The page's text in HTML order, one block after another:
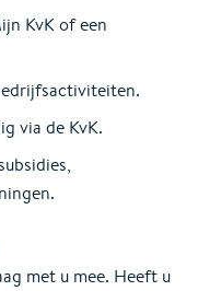
KvK of een
via de KvK.
met u mee. Heeft u